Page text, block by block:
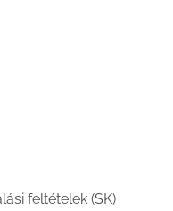
feltételek (SK)